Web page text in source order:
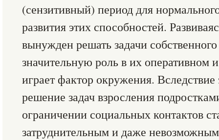
(сензитивный) период для
развития этих способностей.
вынужден решать задачи
значительную роль в их оперативном
играет фактор окружения. Вследствие
решение задач взросления
ограничении социальных контактов
затруднительным и даже